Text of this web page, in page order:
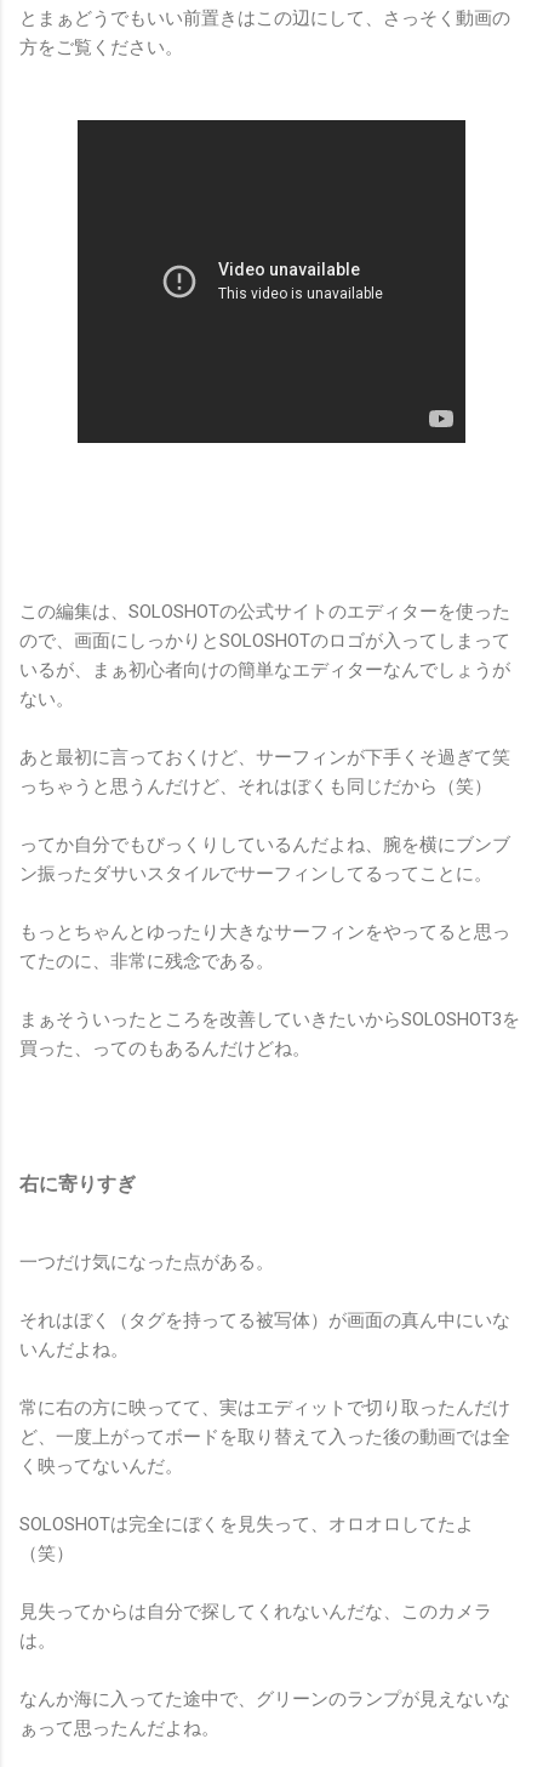
とまぁどうでもいい前置きはこの辺にして、さっそく動画の
方をご覧ください。
この編集は、SOLOSHOTの公式サイトのエディターを使った
ので、画面にしっかりとSOLOSHOTのロゴが入ってしまって
いるが、まぁ初心者向けの簡単なエディターなんでしょうが
ない。
あと最初に言っておくけど、サーフィンが下手くそ過ぎて笑
っちゃうと思うんだけど、それはぼくも同じだから（笑）
ってか自分でもびっくりしているんだよね、腕を横にブンブ
ン振ったダサいスタイルでサーフィンしてるってことに。
もっとちゃんとゆったり大きなサーフィンをやってると思っ
てたのに、非常に残念である。
まぁそういったところを改善していきたいからSOLOSHOT3を
買った、ってのもあるんだけどね。
右に寄りすぎ
一つだけ気になった点がある。
それはぼく（タグを持ってる被写体）が画面の真ん中にいな
いんだよね。
常に右の方に映ってて、実はエディットで切り取ったんだけ
ど、一度上がってボードを取り替えて入った後の動画では全
く映ってないんだ。
SOLOSHOTは完全にぼくを見失って、オロオロしてたよ
（笑）
見失ってからは自分で探してくれないんだな、このカメラ
は。
なんか海に入ってた途中で、グリーンのランプが見えないな
ぁって思ったんだよね。